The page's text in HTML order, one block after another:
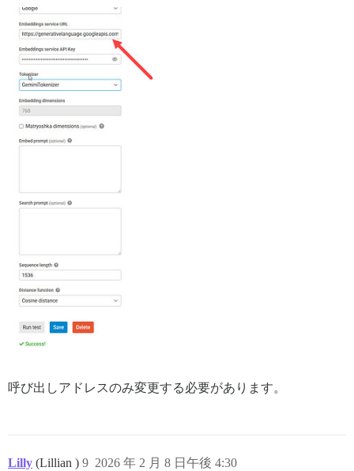
呼び出しアドレスのみ変更する必要があります。
Lilly (Lillian ) 2026 年 2 月 8 日午後 4:30
9